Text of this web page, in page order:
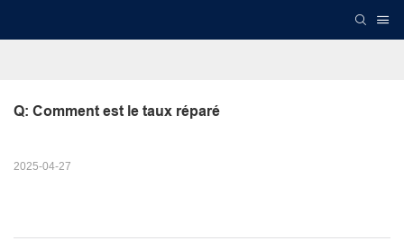
Q: Comment est le taux réparé
2025-04-27